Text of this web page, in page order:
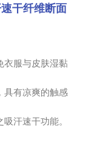
速干纤维断面
衣服与皮肤湿黏
具有凉爽的触感
汗速干功能。